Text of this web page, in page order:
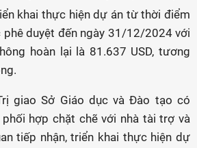
khai thực hiện dự án từ thời điểm
phê duyệt đến ngày 31/12/2024 với
hoàn lại là 81.637 USD, tương
giao Sở Giáo dục và Đào tạo có
hợp chặt chẽ với nhà tài trợ và
tiếp nhận, triển khai thực hiện dự